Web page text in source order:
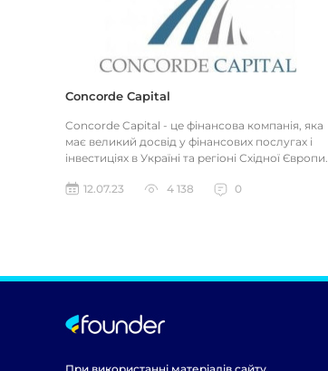
Concorde Capital
Concorde Capital - це фінансова компанія, яка
має великий досвід у фінансових послугах і
інвестиціях в Україні та регіоні Східної Європи.
12.07.23
4 138 0